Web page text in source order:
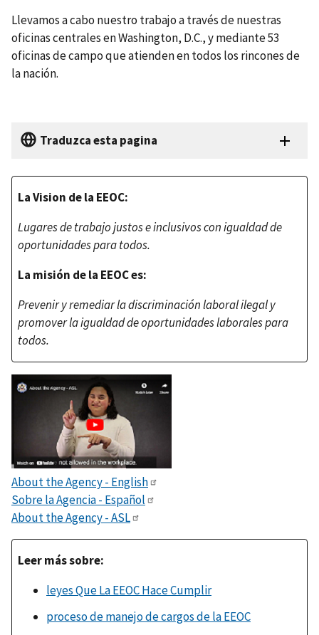
Llevamos a cabo nuestro trabajo a través de nuestras
oficinas centrales en Washington, D.C., y mediante 53
oficinas de campo que atienden en todos los rincones de
la nación.
Traduzca esta pagina
La Vision de la EEOC:
Lugares de trabajo justos e inclusivos con igualdad de
oportunidades para todos.
La misión de la EEOC es:
Prevenir y remediar la discriminación laboral ilegal y
promover la igualdad de oportunidades laborales para
todos.
About the Agency - English
Sobre la Agencia - Español
About the Agency - ASL
Leer más sobre:
leyes Que La EEOC Hace Cumplir
proceso de manejo de cargos de la EEOC